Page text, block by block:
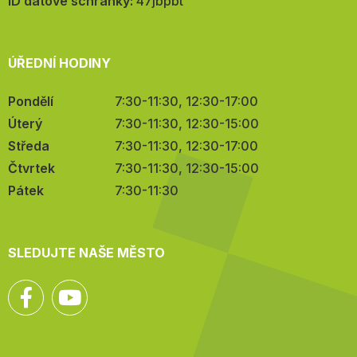
ÚŘEDNÍ HODINY
Pondělí
7:30-11:30, 12:30-17:00
Úterý
7:30-11:30, 12:30-15:00
Středa
7:30-11:30, 12:30-17:00
Čtvrtek
7:30-11:30, 12:30-15:00
Pátek
7:30-11:30
SLEDUJTE NAŠE MĚSTO
Facebook